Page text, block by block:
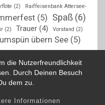
die Nutzerfreundlichkeit
Durch Deinen Besuch
dem zu.
Informationen
(2)
Raiffeisenbank Attersee-
(5) Spaß (6)
(2) Trauer (4) Vorstand (2)
übern See (5)
am Attersee
Powered by:WordPress